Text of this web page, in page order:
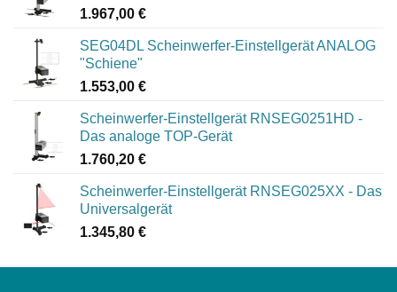
1.967,00 €
SEG04DL Scheinwerfer-Einstellgerät ANALOG
"Schiene"
1.553,00 €
Scheinwerfer-Einstellgerät RNSEG0251HD -
Das analoge TOP-Gerät
1.760,20 €
Scheinwerfer-Einstellgerät RNSEG025XX - Das
Universalgerät
1.345,80 €